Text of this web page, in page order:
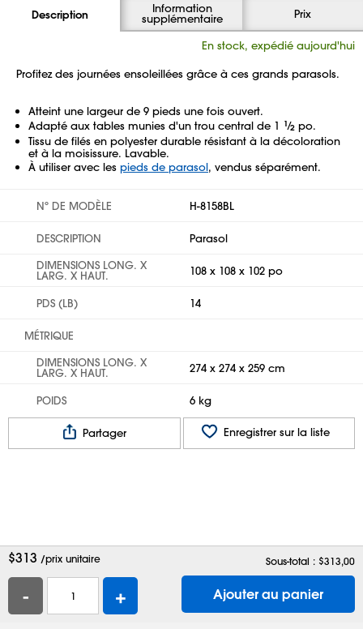
Description Information
supplémentaire Prix
En stock, expédié aujourd'hui
Profitez des journées ensoleillées grâce à ces grands parasols.
Atteint une largeur de 9 pieds une fois ouvert.
Adapté aux tables munies d'un trou central de 1
1⁄2 po.
Tissu de filés en polyester durable résistant à la décoloration
et à la moisissure. Lavable.
À utiliser avec les pieds de parasol, vendus séparément.
Nº DE MODÈLE H-8158BL
DESCRIPTION
Parasol
DIMENSIONS LONG. X
LARG. X HAUT. 108 x 108 x 102 po
PDS (LB) 14
MÉTRIQUE
DIMENSIONS LONG. X
LARG. X HAUT. 274 x 274 x 259 cm
POIDS 6 kg
Partager Enregistrer sur la liste
$313 /prix unitaire Sous-total : $313,00
- + Ajouter au panier